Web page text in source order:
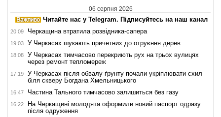
06 серпня 2026
Читайте нас у Telegram. Підписуйтесь на наш канал
20:09 Черкащина втратила розвідника-сапера
19:03 У Черкасах шукають причетних до отруєння дерев
18:08
У Черкасах тимчасово перекриють рух на трьох вулицях
через ремонт тепломереж
17:19
У Черкасах після обвалу ґрунту почали укріплювати схил
біля скверу Богдана Хмельницького
16:47 Частина Тального тимчасово залишиться без газу
16:22
На Черкащині молодята оформили новий паспорт одразу
після одруження